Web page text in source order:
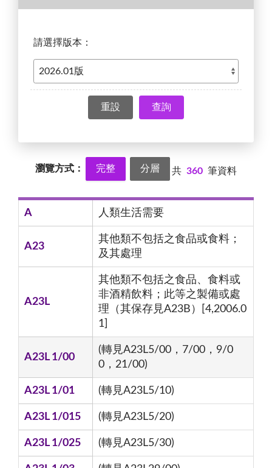
請選擇版本：
查詢
瀏覽方式： 完整 分層 共 360 筆資料
A 人類生活需要
A23
其他類不包括之食品或食料；
及其處理
A23L
其他類不包括之食品、食料或
非酒精飲料；此等之製備或處
理（其保存見A23B）[4,2006.0
1]
A23L 1/00
(轉見A23L5/00，7/00，9/0
0，21/00)
A23L 1/01 (轉見A23L5/10)
A23L 1/015 (轉見A23L5/20)
A23L 1/025 (轉見A23L5/30)